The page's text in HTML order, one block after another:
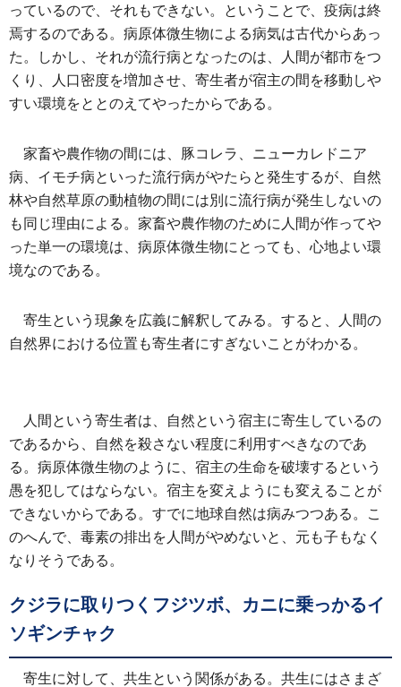
っているので、それもできない。ということで、疫病は終
焉するのである。病原体微生物による病気は古代からあっ
た。しかし、それが流行病となったのは、人間が都市をつ
くり、人口密度を増加させ、寄生者が宿主の間を移動しや
すい環境をととのえてやったからである。
家畜や農作物の間には、豚コレラ、ニューカレドニア
病、イモチ病といった流行病がやたらと発生するが、自然
林や自然草原の動植物の間には別に流行病が発生しないの
も同じ理由による。家畜や農作物のために人間が作ってや
った単一の環境は、病原体微生物にとっても、心地よい環
境なのである。
寄生という現象を広義に解釈してみる。すると、人間の
自然界における位置も寄生者にすぎないことがわかる。
人間という寄生者は、自然という宿主に寄生しているの
であるから、自然を殺さない程度に利用すべきなのであ
る。病原体微生物のように、宿主の生命を破壊するという
愚を犯してはならない。宿主を変えようにも変えることが
できないからである。すでに地球自然は病みつつある。こ
のへんで、毒素の排出を人間がやめないと、元も子もなく
なりそうである。
クジラに取りつくフジツボ、カニに乗っかるイ
ソギンチャク
寄生に対して、共生という関係がある。共生にはさまざ